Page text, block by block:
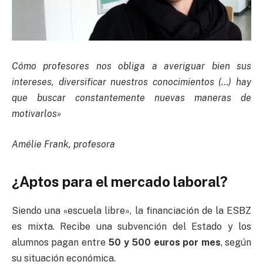
Cómo profesores nos obliga a averiguar bien sus
intereses, diversificar nuestros conocimientos (…) hay
que buscar constantemente nuevas maneras de
motivarlos»
Amélie Frank, profesora
¿Aptos para el mercado laboral?
Siendo una «escuela libre», la financiación de la ESBZ
es mixta. Recibe una subvención del Estado y los
alumnos pagan entre 50 y 500 euros por mes, según
su situación económica.